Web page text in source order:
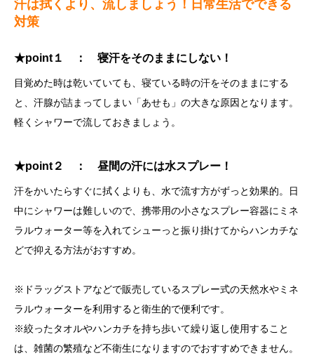
汗は拭くより、流しましょう！日常生活でできる
対策
★point１ ： 寝汗をそのままにしない！
目覚めた時は乾いていても、寝ている時の汗をそのままにする
と、汗腺が詰まってしまい「あせも」の大きな原因となります。
軽くシャワーで流しておきましょう。
★point２ ： 昼間の汗には水スプレー！
汗をかいたらすぐに拭くよりも、水で流す方がずっと効果的。日
中にシャワーは難しいので、携帯用の小さなスプレー容器にミネ
ラルウォーター等を入れてシューっと振り掛けてからハンカチな
どで抑える方法がおすすめ。
※ドラッグストアなどで販売しているスプレー式の天然水やミネ
ラルウォーターを利用すると衛生的で便利です。
※絞ったタオルやハンカチを持ち歩いて繰り返し使用すること
は、雑菌の繁殖など不衛生になりますのでおすすめできません。